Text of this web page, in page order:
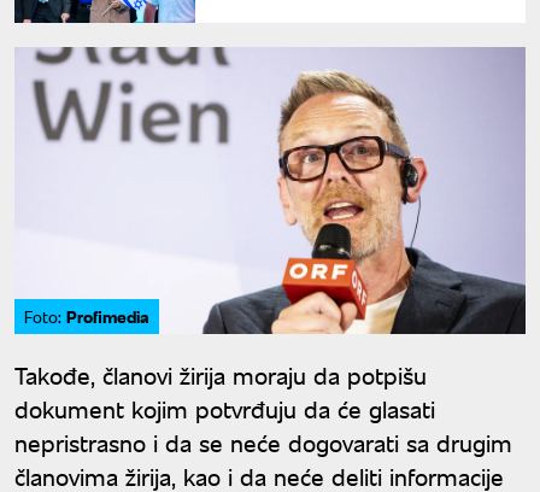
Foto: Profimedia
Takođe, članovi žirija moraju da potpišu
dokument kojim potvrđuju da će glasati
nepristrasno i da se neće dogovarati sa drugim
članovima žirija, kao i da neće deliti informacije